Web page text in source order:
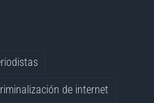
de internet